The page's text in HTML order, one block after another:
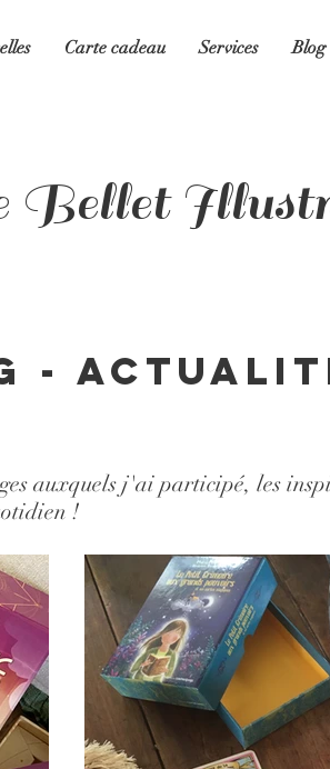
Carte cadeau Services Blog
Bellet
-
auxquels j'ai participé, les
!